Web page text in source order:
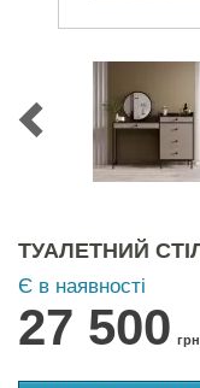
ТУАЛЕТНИЙ
Є в наявності
27 500 грн